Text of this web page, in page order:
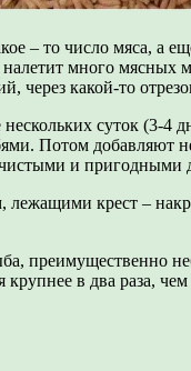
– то число мяса, а
много
через какой-то
суток (3-
Потом добавляют
и пригодными
крест –
преимущественно
крупнее в два